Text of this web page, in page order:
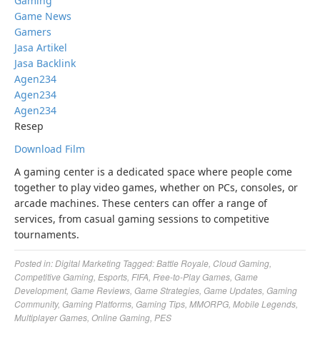
Game News
Gamers
Jasa Artikel
Jasa Backlink
Agen234
Agen234
Agen234
Resep
Download Film
A gaming center is a dedicated space where people come
together to play video games, whether on PCs, consoles, or
arcade machines. These centers can offer a range of
services, from casual gaming sessions to competitive
tournaments.
Posted in:Digital Marketing Tagged:Battle Royale Cloud Gaming
Competitive Gaming Esports FIFA Free-to-Play Games Game
Development, Game Reviews Game Strategies Game Updates Gaming
Community, Gaming Platforms Gaming Tips MMORPG Mobile Legends
Multiplayer Games Online Gaming PES